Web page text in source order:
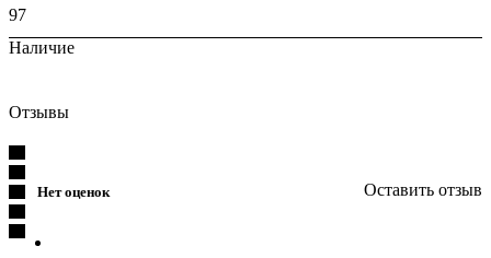
97
Наличие
Отзывы
Нет оценок Оставить отзыв